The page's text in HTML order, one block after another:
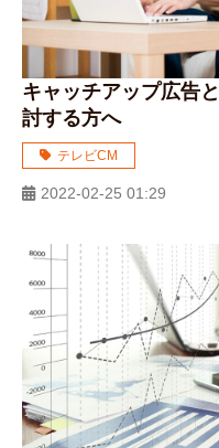
キャッチアップ広告
討する方へ
テレビCM
2022-02-25 01:29